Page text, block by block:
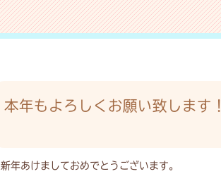
本年もよろしくお願い致します！
新年あけましておめでとうございます。